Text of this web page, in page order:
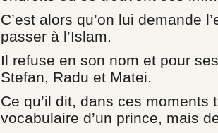
C’est alors qu’on lui demande
passer à l’Islam.
Il refuse en son nom et pour
Stefan, Radu et Matei.
Ce qu’il dit, dans ces
vocabulaire d’un prince, mais